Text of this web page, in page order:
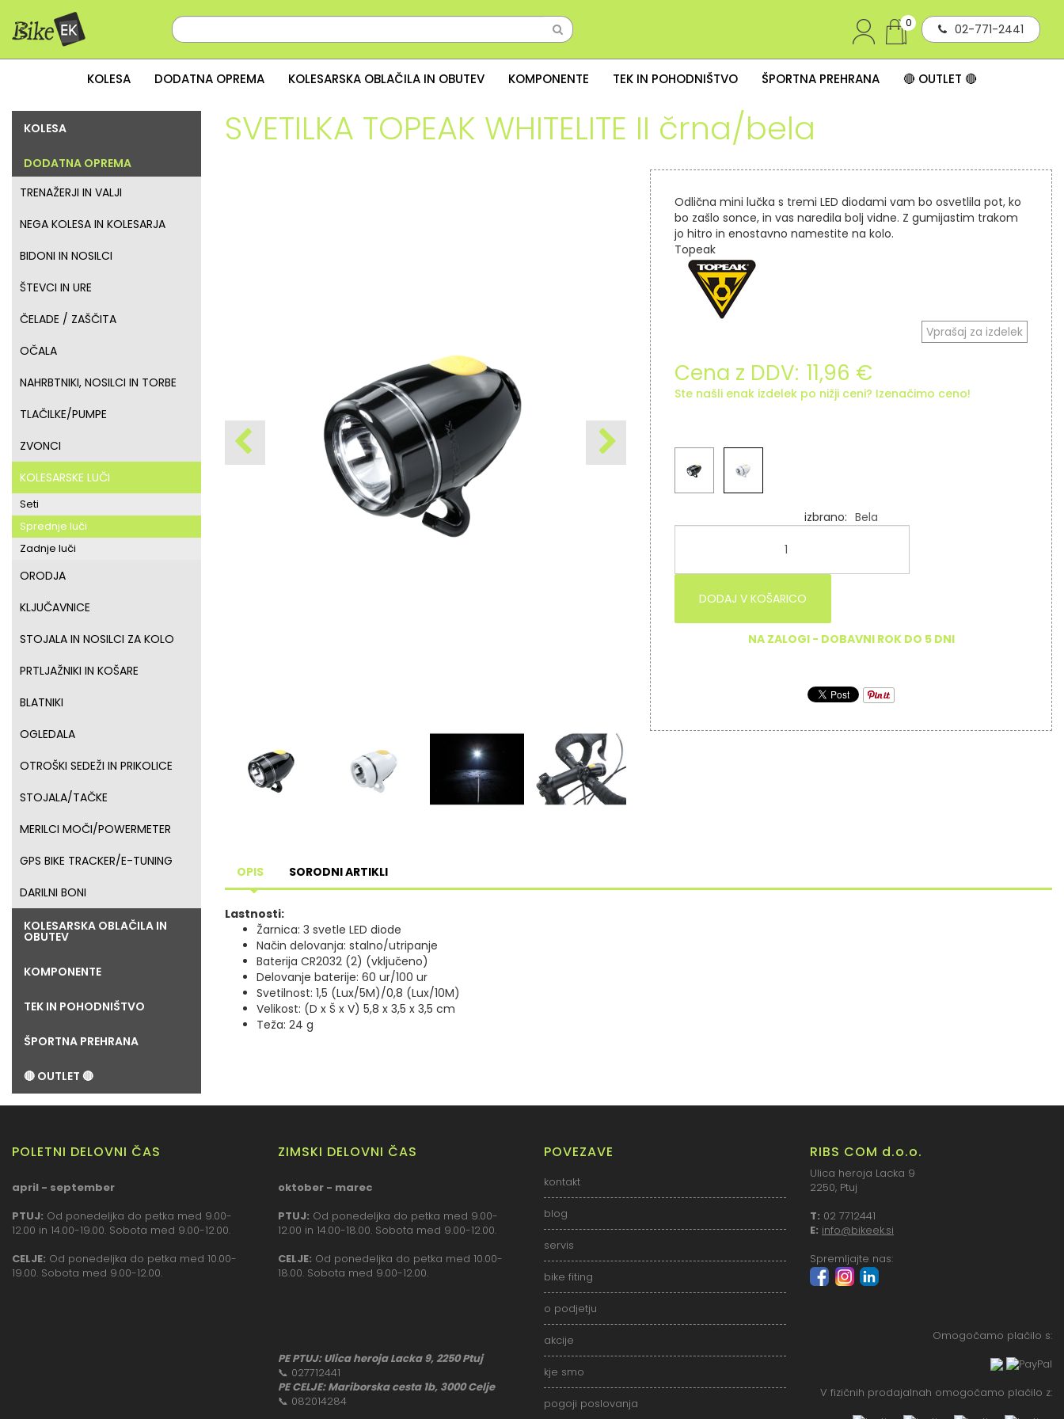
02-771-2441
0
KOLESA DODATNA OPREMA KOLESARSKA OBLAČILA IN OBUTEV KOMPONENTE TEK IN POHODNIŠTVO ŠPORTNA PREHRANA 🔴 OUTLET 🔴
KOLESA
DODATNA OPREMA
TRENAŽERJI IN VALJI
NEGA KOLESA IN KOLESARJA
BIDONI IN NOSILCI
ŠTEVCI IN URE
ČELADE / ZAŠČITA
OČALA
NAHRBTNIKI, NOSILCI IN TORBE
TLAČILKE/PUMPE
ZVONCI
KOLESARSKE LUČI
Seti
Sprednje luči
Zadnje luči
ORODJA
KLJUČAVNICE
STOJALA IN NOSILCI ZA KOLO
PRTLJAŽNIKI IN KOŠARE
BLATNIKI
OGLEDALA
OTROŠKI SEDEŽI IN PRIKOLICE
STOJALA/TAČKE
MERILCI MOČI/POWERMETER
GPS BIKE TRACKER/E-TUNING
DARILNI BONI
KOLESARSKA OBLAČILA IN
OBUTEV
KOMPONENTE
TEK IN POHODNIŠTVO
ŠPORTNA PREHRANA
🔴 OUTLET 🔴
SVETILKA TOPEAK WHITELITE II črna/bela
Odlična mini lučka s tremi LED diodami vam bo osvetlila pot, ko
bo zašlo sonce, in vas naredila bolj vidne. Z gumijastim trakom
jo hitro in enostavno namestite na kolo.
Topeak
Vprašaj za izdelek
Cena z DDV: 11,96 €
Ste našli enak izdelek po nižji ceni? Izenačimo ceno!
izbrano Bela
DODAJ V KOŠARICO
NA ZALOGI - DOBAVNI ROK DO 5 DNI
OPIS SORODNI ARTIKLI
Lastnosti:
Žarnica: 3 svetle LED diode
Način delovanja: stalno/utripanje
Baterija CR2032 (2) (vključeno)
Delovanje baterije: 60 ur/100 ur
Svetilnost: 1,5 (Lux/5M)/0,8 (Lux/10M)
Velikost: (D x Š x V) 5,8 x 3,5 x 3,5 cm
Teža: 24 g
POLETNI DELOVNI ČAS
april - september
PTUJ: Od ponedeljka do petka med 9.00-
12.00 in 14.00-19.00. Sobota med 9.00-12.00.
CELJE: Od ponedeljka do petka med 10.00-
19.00. Sobota med 9.00-12.00.
ZIMSKI DELOVNI ČAS
oktober - marec
PTUJ: Od ponedeljka do petka med 9.00-
12.00 in 14.00-18.00. Sobota med 9.00-12.00.
CELJE: Od ponedeljka do petka med 10.00-
18.00. Sobota med 9.00-12.00.
PE PTUJ: Ulica heroja Lacka 9, 2250 Ptuj
📞 027712441
PE CELJE: Mariborska cesta 1b, 3000 Celje
📞 082014284
POVEZAVE
kontakt
blog
servis
bike fiting
o podjetju
akcije
kje smo
pogoji poslovanja
RIBS COM d.o.o.
Ulica heroja Lacka 9
2250, Ptuj
T: 02 7712441
E: info@bikeek.si
Spremljajte nas:
Omogočamo plačilo s:
V fizičnih prodajalnah omogočamo plačilo z: